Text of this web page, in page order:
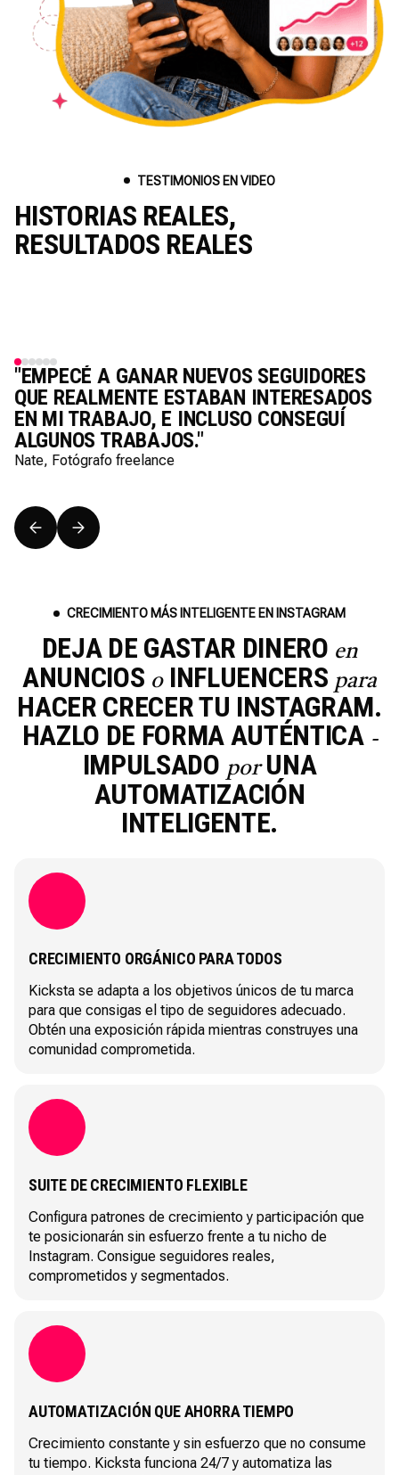
TESTIMONIOS EN VIDEO
HISTORIAS REALES,
RESULTADOS REALES
"EMPECÉ A GANAR NUEVOS SEGUIDORES
QUE REALMENTE ESTABAN INTERESADOS
EN MI TRABAJO, E INCLUSO CONSEGUÍ
ALGUNOS TRABAJOS."
Nate, Fotógrafo freelance
CRECIMIENTO MÁS INTELIGENTE EN INSTAGRAM
DEJA DE GASTAR DINERO en
ANUNCIOS oINFLUENCERS para
HACER CRECER TU INSTAGRAM.
HAZLO DE FORMA AUTÉNTICA -
IMPULSADO porUNA
AUTOMATIZACIÓN
INTELIGENTE.
CRECIMIENTO ORGÁNICO PARA TODOS
Kicksta se adapta a los objetivos únicos de tu marca
para que consigas el tipo de seguidores adecuado.
Obtén una exposición rápida mientras construyes una
comunidad comprometida.
SUITE DE CRECIMIENTO FLEXIBLE
Configura patrones de crecimiento y participación que
te posicionarán sin esfuerzo frente a tu nicho de
Instagram. Consigue seguidores reales,
comprometidos y segmentados.
AUTOMATIZACIÓN QUE AHORRA TIEMPO
Crecimiento constante y sin esfuerzo que no consume
tu tiempo. Kicksta funciona 24/7 y automatiza las